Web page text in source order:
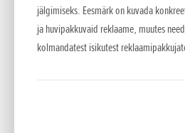
jälgimiseks. Eesmärk on kuvada
ja huvipakkuvaid reklaame, muutes
kolmandatest isikutest